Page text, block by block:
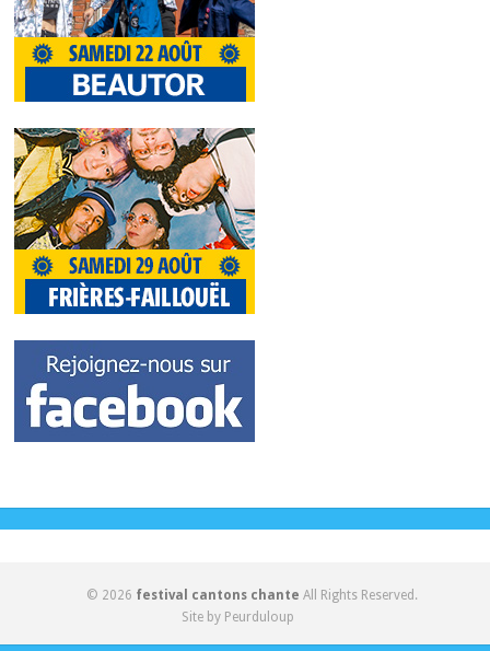
© 2026 festival cantons chante All Rights Reserved.
Site by Peurduloup